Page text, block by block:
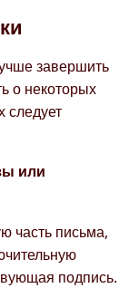
завершить
о некоторых
следует
или
часть письма,
подпись.